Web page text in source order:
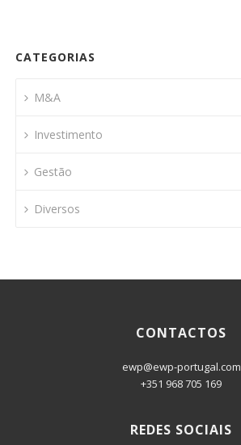
CATEGORIAS
M&A
Investimento
Gestão
Diversos
CONTACTOS
ewp@ewp-portugal.com
+351 968 705 169
REDES SOCIAIS